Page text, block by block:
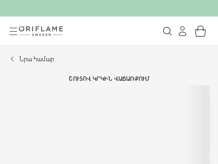
Նրա համար
ՇՈՒՏՈՎ ԿՐԿԻՆ ՎԱՃԱՌՔՈՒՄ